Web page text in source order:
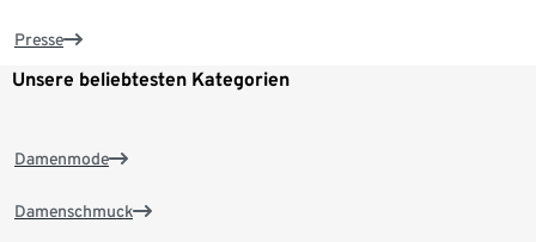
Presse
Unsere beliebtesten Kategorien
Damenmode
Damenschmuck